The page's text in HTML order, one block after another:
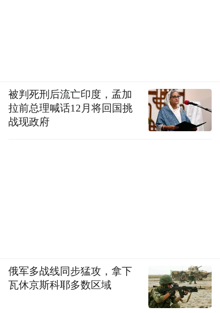
被判死刑后流亡印度，孟加
拉前总理喊话12月将回国挑
战现政府
俄军多战线同步猛攻，拿下
瓦休京斯科耶多数区域